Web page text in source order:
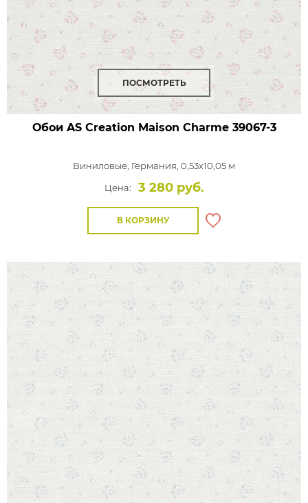
ПОСМОТРЕТЬ
Обои AS Creation Maison Charme39067-3
Виниловые, Германия, 0,53x10,05 м
Цена:
3 280 руб.
В КОРЗИНУ